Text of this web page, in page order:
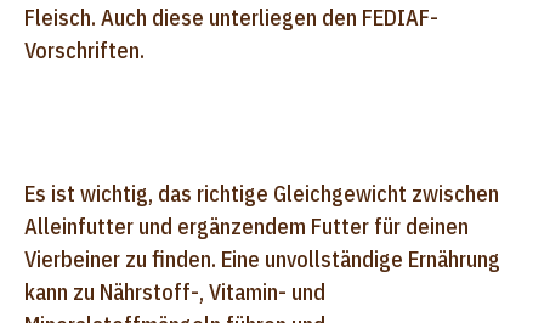
Fleisch. Auch diese unterliegen den FEDIAF-
Vorschriften.
Es ist wichtig, das richtige Gleichgewicht zwischen
Alleinfutter und ergänzendem Futter für deinen
Vierbeiner zu finden. Eine unvollständige Ernährung
kann zu Nährstoff-, Vitamin- und